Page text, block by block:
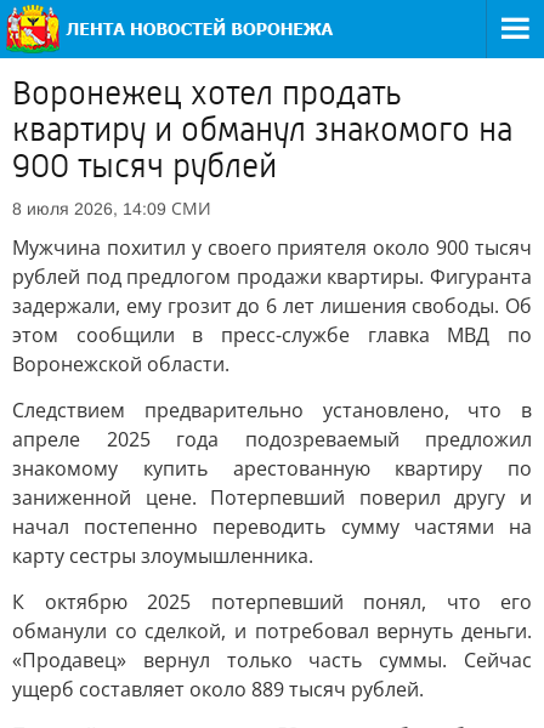
Воронежец хотел продать
квартиру и обманул знакомого на
900 тысяч рублей
8 июля 2026, 14:09 СМИ
Мужчина похитил у своего приятеля около 900 тысяч
рублей под предлогом продажи квартиры. Фигуранта
задержали, ему грозит до 6 лет лишения свободы. Об
этом сообщили в пресс-службе главка МВД по
Воронежской области.
Следствием предварительно установлено, что в
апреле 2025 года подозреваемый предложил
знакомому купить арестованную квартиру по
заниженной цене. Потерпевший поверил другу и
начал постепенно переводить сумму частями на
карту сестры злоумышленника.
К октябрю 2025 потерпевший понял, что его
обманули со сделкой, и потребовал вернуть деньги.
«Продавец» вернул только часть суммы. Сейчас
ущерб составляет около 889 тысяч рублей.